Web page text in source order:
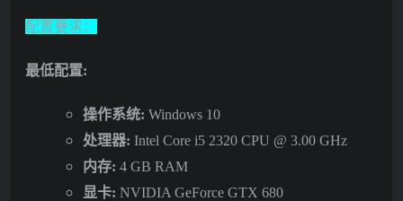
配置要求：
最低配置:
操作系统: Windows 10
处理器: Intel Core i5 2320 CPU @ 3.00 GHz
内存: 4 GB RAM
显卡: NVIDIA GeForce GTX 680